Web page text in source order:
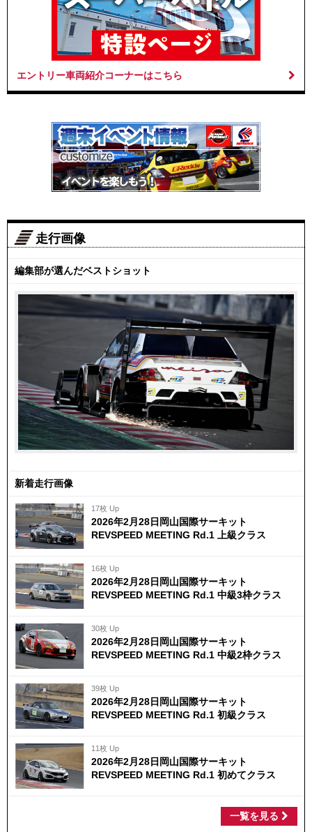
エントリー車両紹介コーナーはこちら
走行画像
編集部が選んだベストショット
新着走行画像
17枚 Up
2026年2月28日岡山国際サーキット
REVSPEED MEETING Rd.1 上級クラス
16枚 Up
2026年2月28日岡山国際サーキット
REVSPEED MEETING Rd.1 中級3枠クラス
30枚 Up
2026年2月28日岡山国際サーキット
REVSPEED MEETING Rd.1 中級2枠クラス
39枚 Up
2026年2月28日岡山国際サーキット
REVSPEED MEETING Rd.1 初級クラス
11枚 Up
2026年2月28日岡山国際サーキット
REVSPEED MEETING Rd.1 初めてクラス
一覧を見る